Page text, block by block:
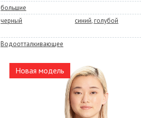
большие
черный синий, голубой
Водоотталкивающее
Новая модель